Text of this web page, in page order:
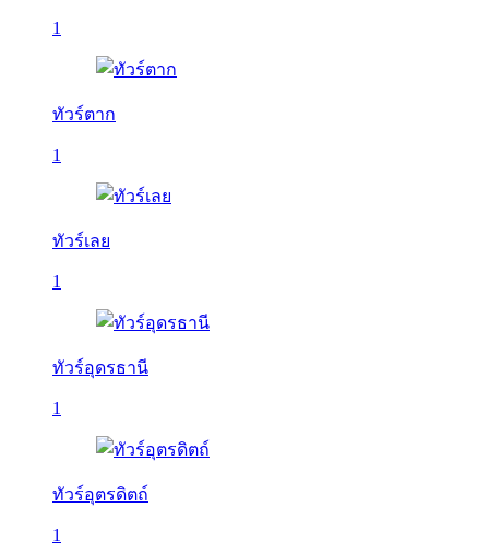
1
ทัวร์ตาก
1
ทัวร์เลย
1
ทัวร์อุดรธานี
1
ทัวร์อุตรดิตถ์
1